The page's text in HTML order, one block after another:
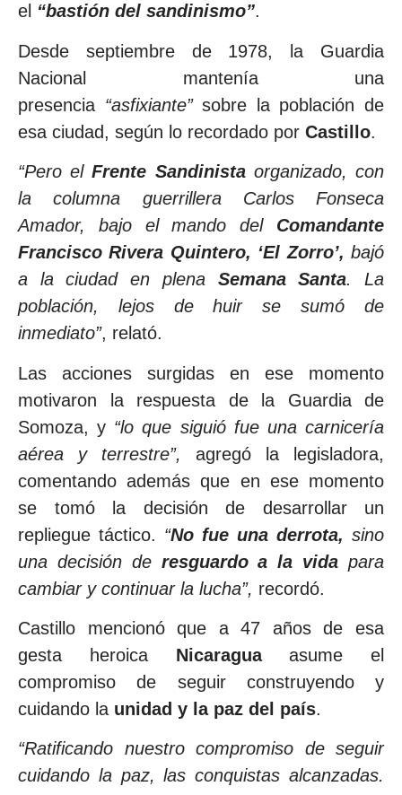
el “bastión del sandinismo”.
Desde septiembre de 1978, la Guardia
Nacional mantenía una
presencia “asfixiante”sobre la población de
esa ciudad, según lo recordado por Castillo.
“Pero elFrente Sandinista organizado, con
la columna guerrillera Carlos Fonseca
Amador, bajo el mando del Comandante
Francisco Rivera Quintero, ‘El Zorro’, bajó
a la ciudad en plenaSemana Santa. La
población, lejos de huir se sumó de
inmediato”, relató.
Las acciones surgidas en ese momento
motivaron la respuesta de la Guardia de
Somoza, y “lo que siguió fue una carnicería
aérea y terrestre”, agregó la legisladora,
comentando además que en ese momento
se tomó la decisión de desarrollar un
repliegue táctico. “No fue una derrota, sino
una decisión de resguardo a la vida para
cambiar y continuar la lucha”, recordó.
Castillo mencionó que a 47 años de esa
gesta heroica Nicaraguaasume el
compromiso de seguir construyendo y
cuidando la unidad y la paz del país.
“Ratificando nuestro compromiso de seguir
cuidando la paz, las conquistas alcanzadas.